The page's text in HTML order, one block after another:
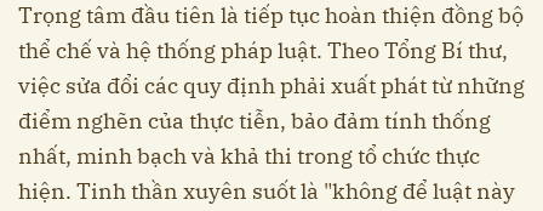
Trọng tâm đầu tiên là tiếp tục hoàn thiện đồng bộ
thể chế và hệ thống pháp luật. Theo Tổng Bí thư,
việc sửa đổi các quy định phải xuất phát từ những
điểm nghẽn của thực tiễn, bảo đảm tính thống
nhất, minh bạch và khả thi trong tổ chức thực
hiện. Tinh thần xuyên suốt là "không để luật này